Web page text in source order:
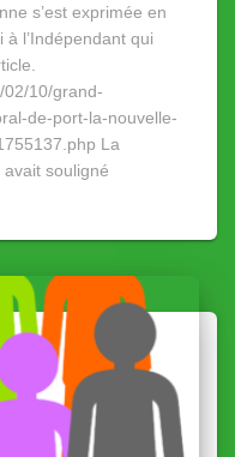
s’est exprimée en
l’Indépendant qui
02/10/grand-
de-port-la-nouvelle-
La
souligné